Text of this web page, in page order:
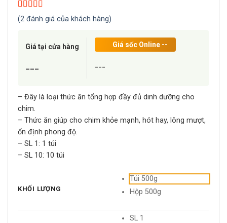
5.00trên 5
dựa trên
2
(2 đánh giá của khách hàng)
Giá tại cửa hàng
---
Giá sốc Online --
---
– Đây là loại thức ăn tổng hợp đầy đủ dinh dưỡng cho
chim.
– Thức ăn giúp cho chim khỏe mạnh, hót hay, lông mượt,
ổn định phong độ.
– SL 1: 1 túi
– SL 10: 10 túi
KHỐI LƯỢNG
Túi 500g
Hộp 500g
SL 1